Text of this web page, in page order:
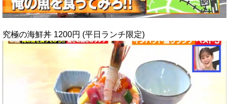
究極の海鮮丼 1200円 (平日ランチ限定)